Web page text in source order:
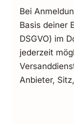
Bei
Basis deiner
DSGVO) im
jederzeit
Anbieter,